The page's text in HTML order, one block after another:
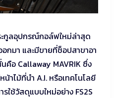
ะกูลอุปกรณ์กอล์ฟใหม่ล่าสุด
กมา และมีขายที่ช็อปสาขาอา
คือ Callaway MAVRIK ซึ่ง
าไม้ที่นำ A.I. หรือเทคโนโลยี
ใช้วัสดุแบบใหม่อย่าง FS2S